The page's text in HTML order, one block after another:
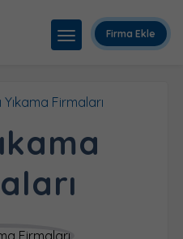
Firma Ekle
Yıkama Firmaları